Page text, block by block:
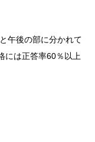
午後の部に分かれて
には正答率60％以上